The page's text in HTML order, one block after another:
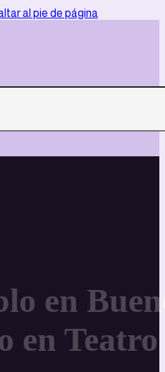
al pie de página
en
en